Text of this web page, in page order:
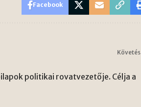
Facebook
Követés
politikai rovatvezetője. Célja a